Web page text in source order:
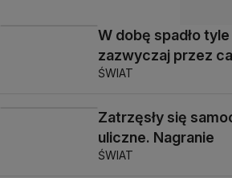
W dobę spadło
zazwyczaj przez
ŚWIAT
Zatrzęsły się
uliczne. Nagranie
ŚWIAT